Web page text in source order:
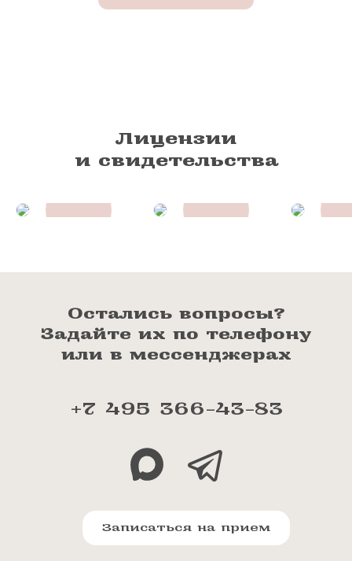
Лицензии
и свидетельства
Остались вопросы?
Задайте их по телефону
или в мессенджерах
+7 495 366-43-83
Записаться на прием